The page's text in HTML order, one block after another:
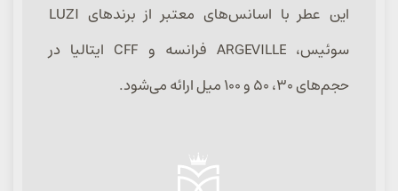
این عطر با اسانس‌های معتبر از برندهای LUZI
سوئیس، ARGEVILLE فرانسه و CFF ایتالیا در
حجم‌های ۳۰، ۵۰ و ۱۰۰ میل ارائه می‌شود.